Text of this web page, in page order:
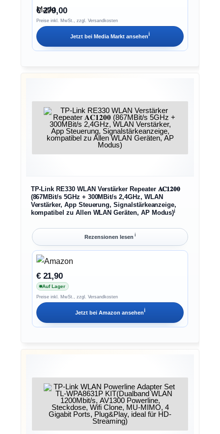
€ 279,00
Preise inkl. MwSt., zzgl. Versandkosten
Jetzt bei Media Markt ansehenℹ︎
TP-Link RE330 WLAN Verstärker Repeater 𝐀𝐂𝟏𝟐𝟎𝟎
(867MBit/s 5GHz + 300MBit/s 2,4GHz, WLAN
Verstärker, App Steuerung, Signalstärkeanzeige,
kompatibel zu Allen WLAN Geräten, AP Modus)ℹ︎
Rezensionen lesen ℹ︎
€ 21,90
Auf Lager
Preise inkl. MwSt., zzgl. Versandkosten
Jetzt bei Amazon ansehenℹ︎